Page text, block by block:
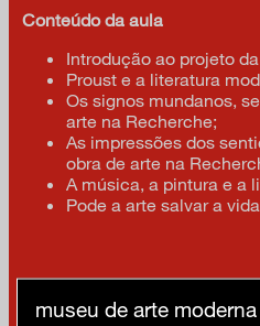
Conteúdo da aula
Introdução ao projeto
Proust e a literatura
Os signos mundanos,
arte na Recherche;
As impressões dos
obra de arte na
A música, a pintura e a
Pode a arte salvar a
Brunno Almeida Maia
museu de arte